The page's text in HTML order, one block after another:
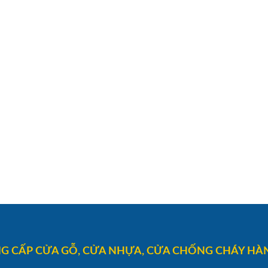
CẤP CỬA GỖ, CỬA NHỰA, CỬA CHỐNG CHÁY